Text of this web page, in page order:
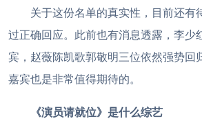
关于这份名单的真实性，目前还有
过正确回应。此前也有消息透露，李少
宾，赵薇陈凯歌郭敬明三位依然强势回
嘉宾也是非常值得期待的。
《演员请就位》是什么综艺